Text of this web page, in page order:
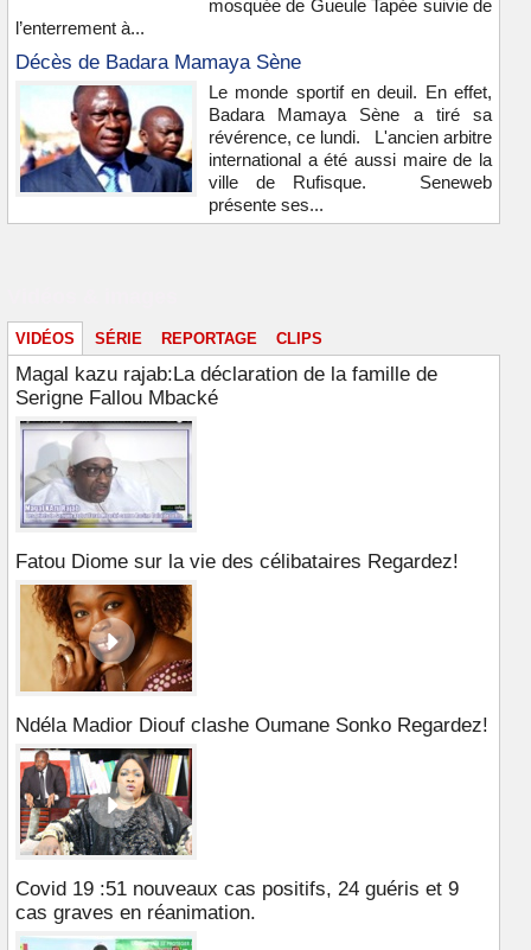
mosquée de Gueule Tapée suivie de
l’enterrement à...
Décès de Badara Mamaya Sène
Le monde sportif en deuil. En effet,
Badara Mamaya Sène a tiré sa
révérence, ce lundi. L'ancien arbitre
international a été aussi maire de la
ville de Rufisque. Seneweb
présente ses...
VIDÉOS SÉRIE REPORTAGE CLIPS
Magal kazu rajab:La déclaration de la famille de
Serigne Fallou Mbacké
Fatou Diome sur la vie des célibataires Regardez!
Ndéla Madior Diouf clashe Oumane Sonko Regardez!
Covid 19 :51 nouveaux cas positifs, 24 guéris et 9
cas graves en réanimation.